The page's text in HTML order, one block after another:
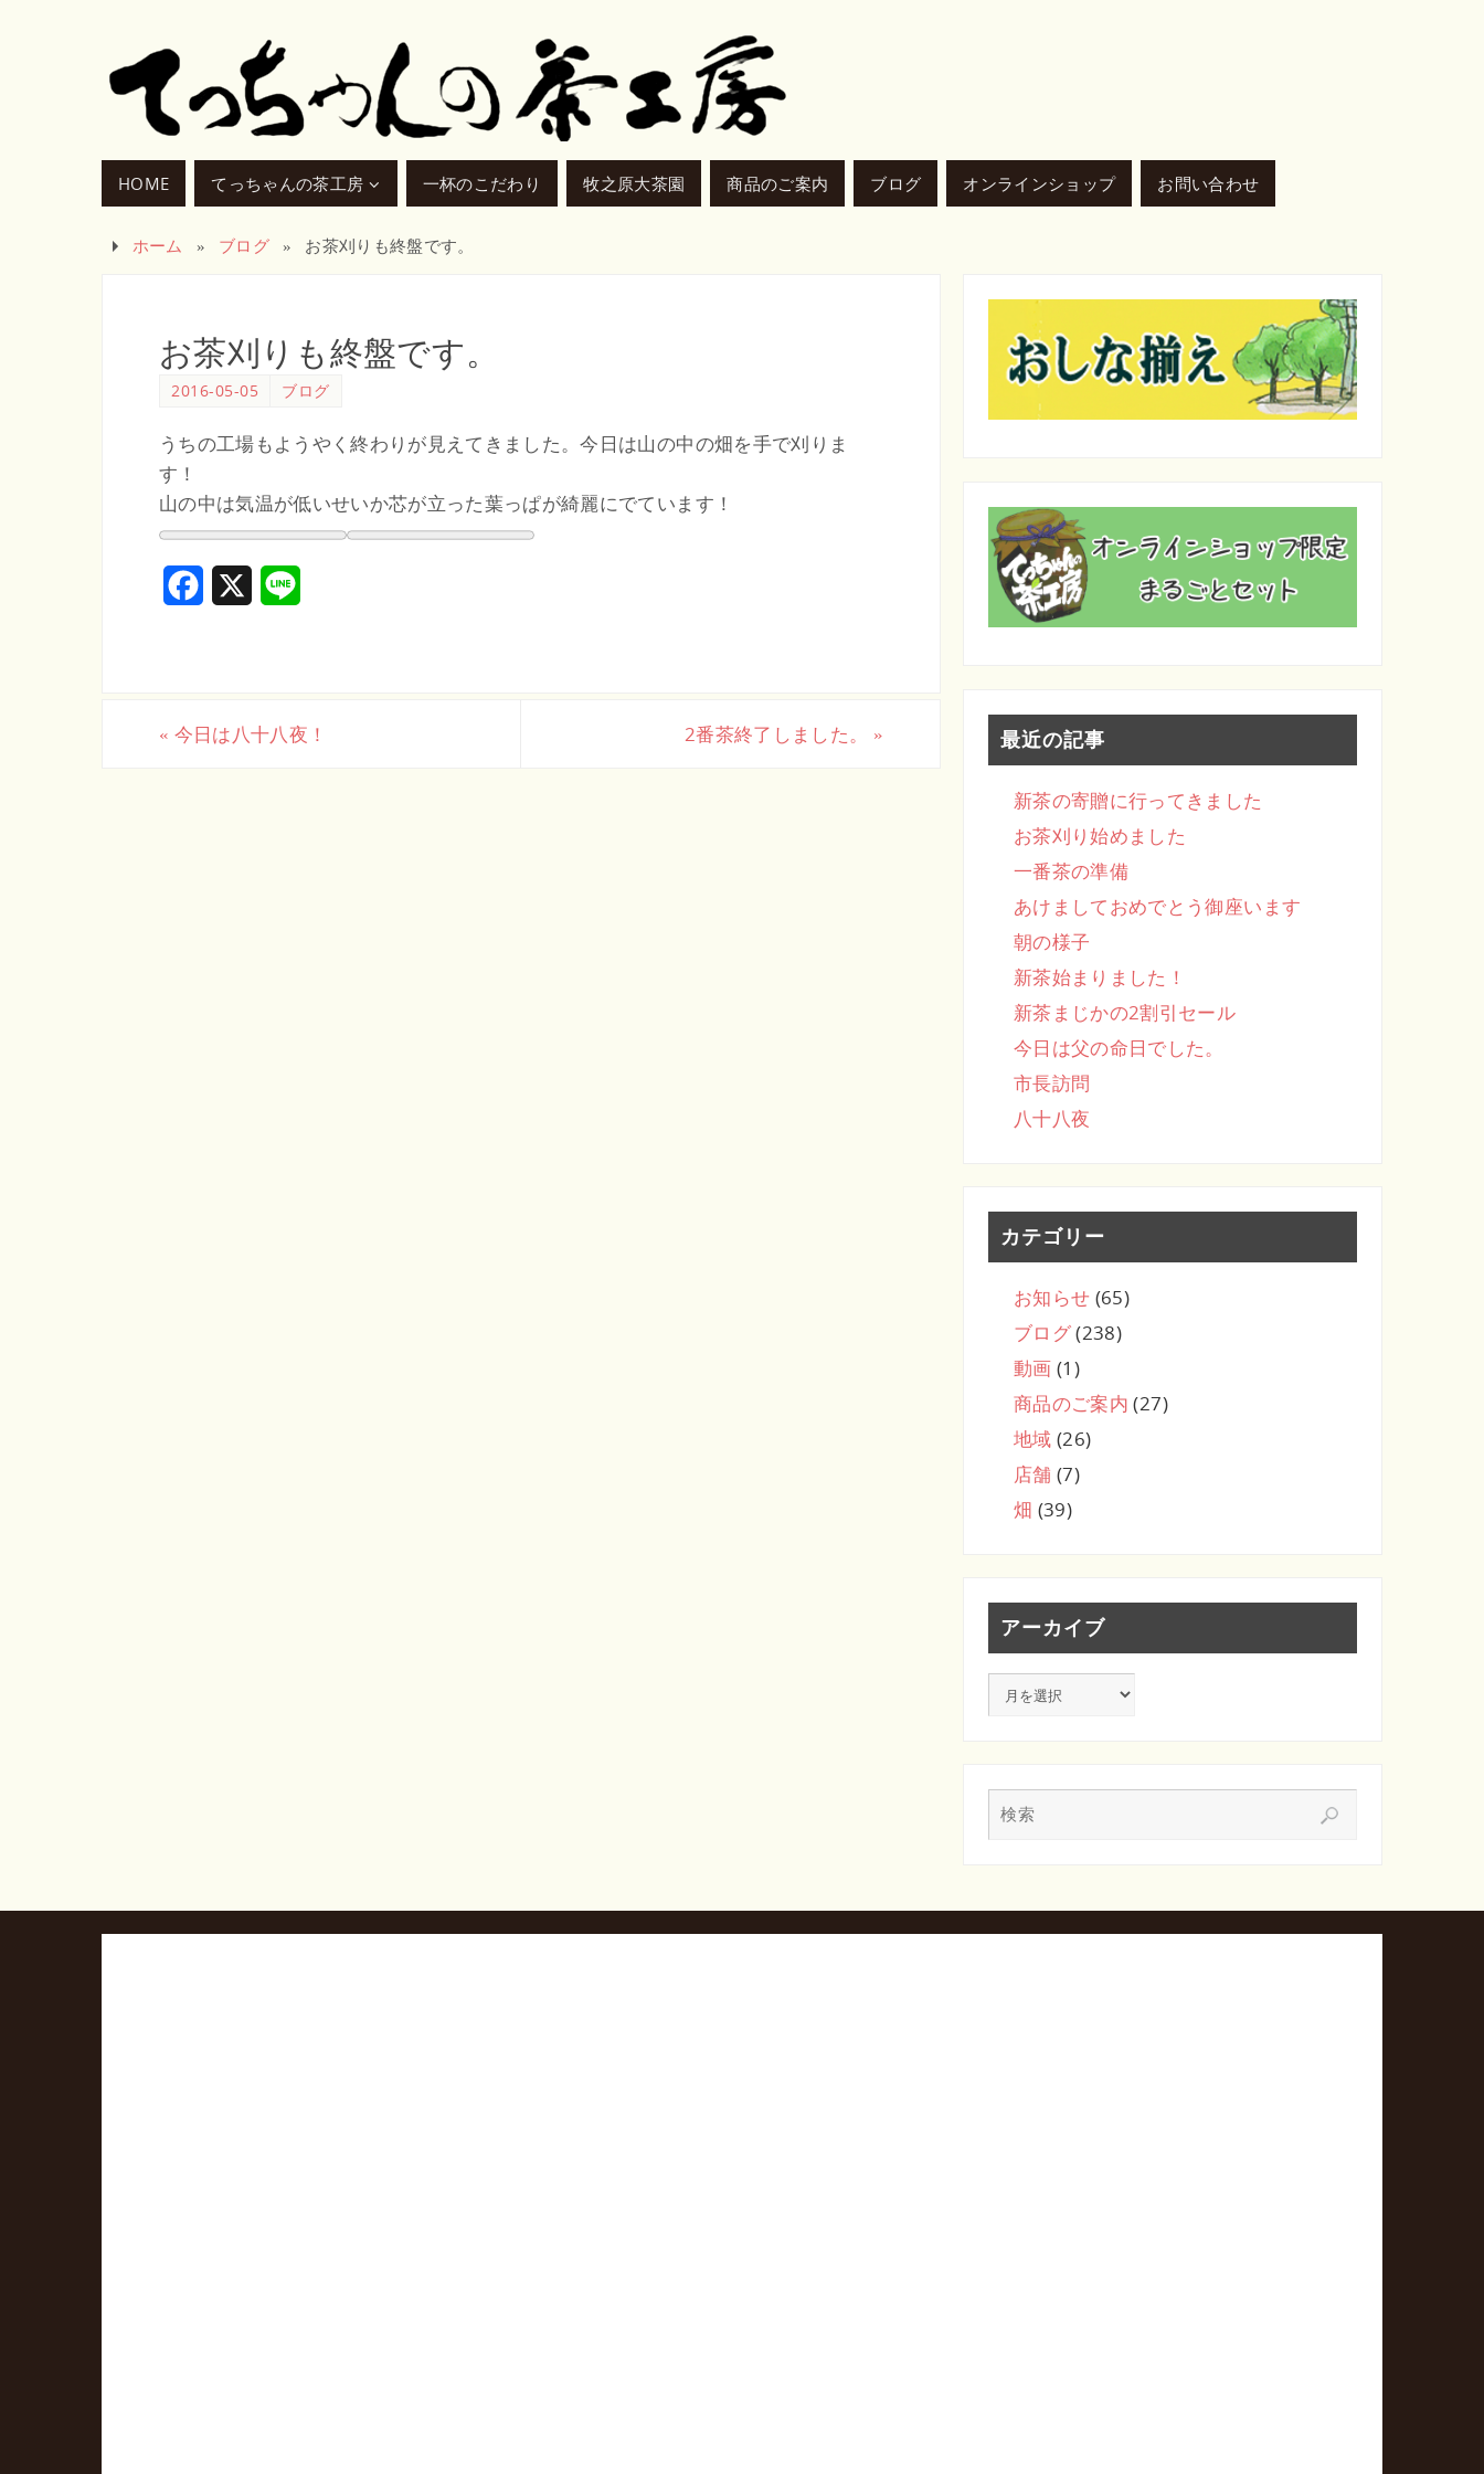
HOME てっちゃんの茶工房 一杯のこだわり 牧之原大茶園 商品のご案内 ブログ オンラインショップ お問い合わせ
ホーム » ブログ » お茶刈りも終盤です。
お茶刈りも終盤です。
2016-05-05 ブログ
うちの工場もようやく終わりが見えてきました。今日は山の中の畑を手で刈りま
す！
山の中は気温が低いせいか芯が立った葉っぱが綺麗にでています！
b
« 今日は八十八夜！ 2番茶終了しました。 » 最近の記事
新茶の寄贈に行ってきました
お茶刈り始めました
一番茶の準備
あけましておめでとう御座います
朝の様子
新茶始まりました！
新茶まじかの2割引セール
今日は父の命日でした。
市長訪問
八十八夜
カテゴリー
お知らせ (65)
ブログ(238)
動画 (1)
商品のご案内 (27)
地域 (26)
店舗 (7)
畑 (39)
アーカイブ